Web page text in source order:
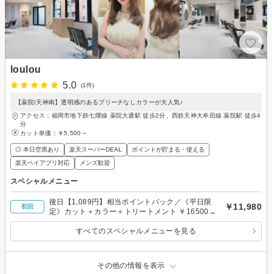
loulou
5.0
(1件)
【薬院/天神南】透明感のあるブリーチなしカラーが大人気♪
アクセス：福岡市地下鉄七隈線 薬院大通駅 徒歩2分、西鉄天神大牟田線 薬院駅 徒歩4
分
カット単価： ￥5,500～
◎ 本日空席あり 楽天スーパーDEAL
ポイントが貯まる・使える
楽天ペイアプリ対応
メンズ歓迎
スペシャルメニュー
初回
後日【1,089円】相当ポイントバック／《平日限
定》カット＋カラー＋トリートメント ￥16500→
￥11,980
すべてのスペシャルメニューを見る
その他の情報を表示